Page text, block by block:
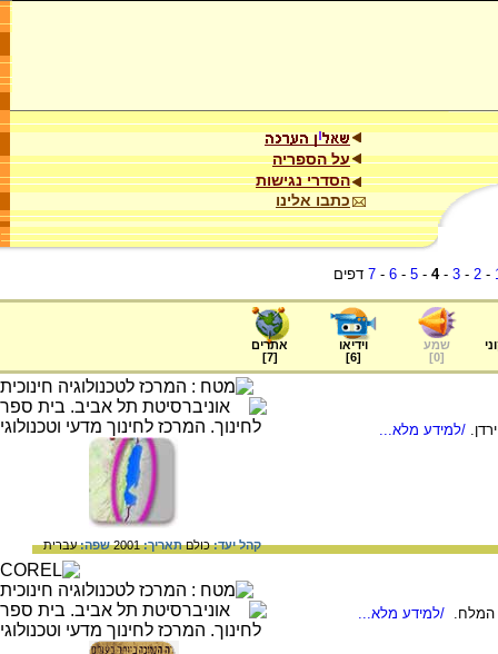
על הספריה
הסדרי נגישות
כתבו אלינו
-
2
-
3
-
4
-
5
-
6
-
7 דפים
שמע
[
0
]
וידיאו
[
6
]
אתרים
[
7
]
/למידע מלא...
קהל יעד:כולםתאריך:2001 שפה:עברית
המלח. /למידע מלא...